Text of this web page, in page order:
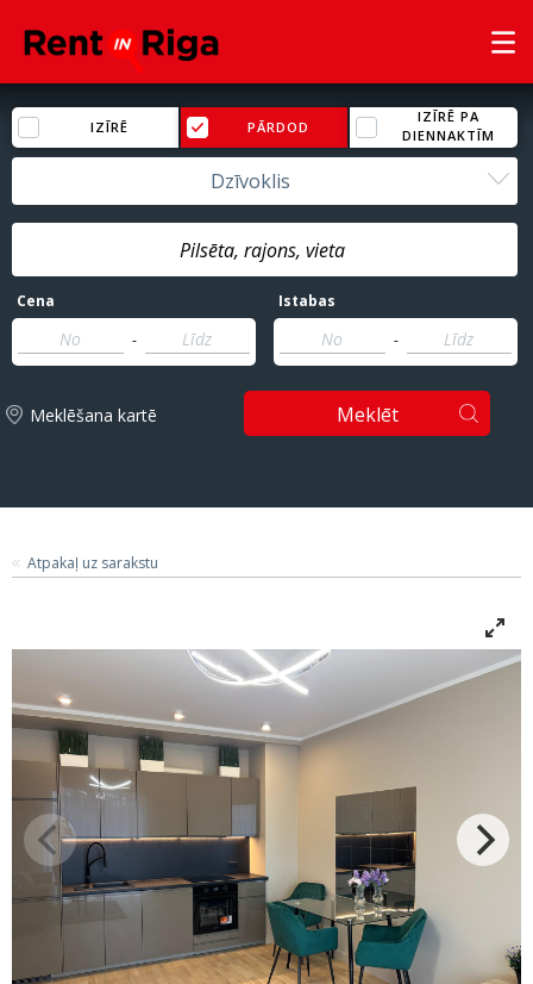
IZĪRĒ PĀRDOD
IZĪRĒ PA
DIENNAKTĪM
Dzīvoklis
Cena
-
Istabas
-
Meklēšana kartē Meklēt
Atpakaļ uz sarakstu